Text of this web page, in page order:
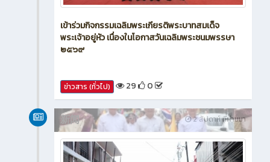
เข้าร่วมกิจกรรมเฉลิมพระเกียรติพระบาทสมเด็จ
พระเจ้าอยู่หัว เนื่องในโอกาสวันเฉลิมพระชนมพรรษา
๒๕๖๙
ข่าวสาร (ทั่วไป) 29 0
2 สัปดาห์ ที่ผ่านมา
新闻